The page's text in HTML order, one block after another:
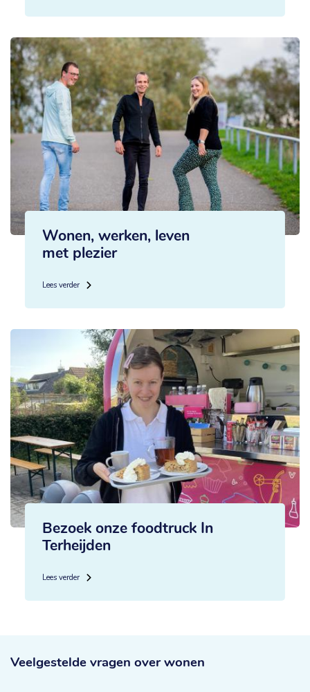
Wonen, werken, leven
met plezier
Lees verder
Bezoek onze foodtruck In
Terheijden
Lees verder
Veelgestelde vragen over wonen